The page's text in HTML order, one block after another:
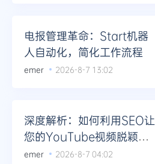
电报管理革命：Start机器
人自动化，简化工作流程
emer 2026-8-7 13:02
深度解析：如何利用SEO让
您的YouTube视频脱颖而
出
emer 2026-8-7 04:02